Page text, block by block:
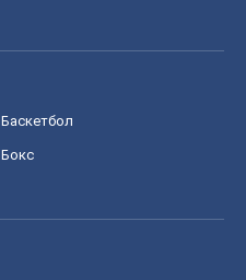
Баскетбол
Бокс